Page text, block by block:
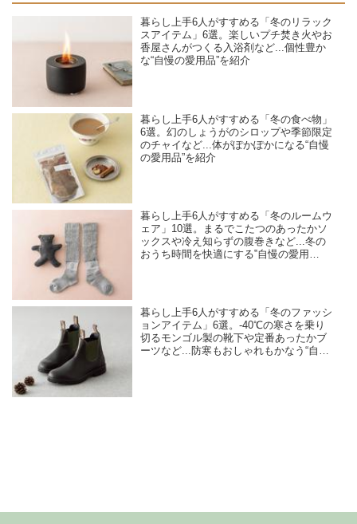
暮らし上手6人がすすめる「冬のリラック
スアイテム」6選。楽しいプチ焚き火やお
香屋さんがつくる入浴剤など...個性豊か
な“自慢の愛用品”を紹介
暮らし上手6人がすすめる「冬の食べ物」
6選。幻のしょうがのシロップや季節限定
のチャイなど...体がぽかぽかになる“自慢
の愛用品”を紹介
暮らし上手6人がすすめる「冬のルームウ
ェア」10選。まるでこたつのあったかソ
ックスや冷え知らずの腹巻きなど...冬の
おうち時間を快適にする‟自慢の愛用
暮らし上手6人がすすめる「冬のファッシ
ョンアイテム」6選。-40℃の寒さを乗り
切るモンゴル製の靴下や定番あったかブ
ーツなど...防寒もおしゃれもかなう“自慢